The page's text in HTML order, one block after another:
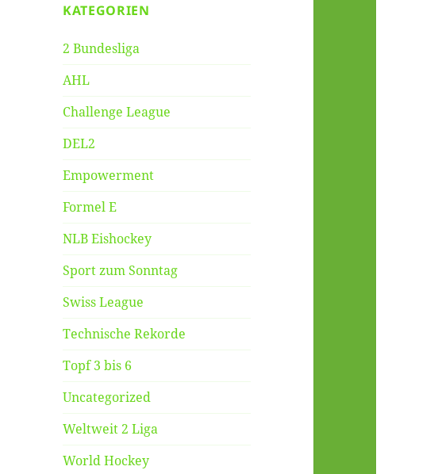
KATEGORIEN
2 Bundesliga
AHL
Challenge League
DEL2
Empowerment
Formel E
NLB Eishockey
Sport zum Sonntag
Swiss League
Technische Rekorde
Topf 3 bis 6
Uncategorized
Weltweit 2 Liga
World Hockey